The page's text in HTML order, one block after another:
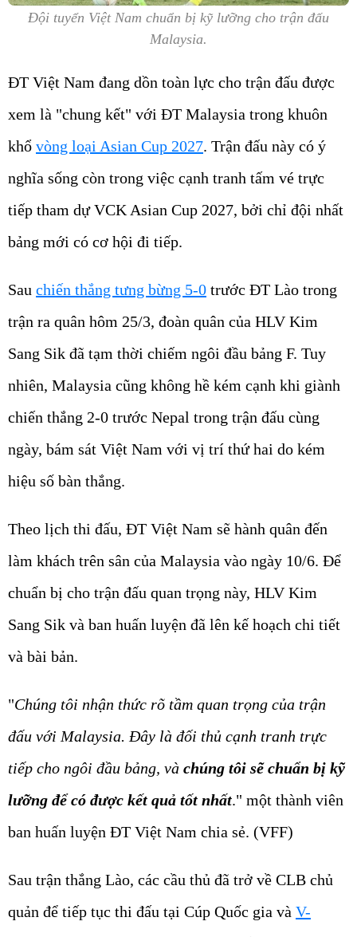
Đội tuyển Việt Nam chuẩn bị kỹ lưỡng cho trận đấu
Malaysia.
ĐT Việt Nam đang dồn toàn lực cho trận đấu được
xem là "chung kết" với ĐT Malaysia trong khuôn
khổ vòng loại Asian Cup 2027. Trận đấu này có ý
nghĩa sống còn trong việc cạnh tranh tấm vé trực
tiếp tham dự VCK Asian Cup 2027, bởi chỉ đội nhất
bảng mới có cơ hội đi tiếp.
Sau chiến thắng tưng bừng 5-0 trước ĐT Lào trong
trận ra quân hôm 25/3, đoàn quân của HLV Kim
Sang Sik đã tạm thời chiếm ngôi đầu bảng F. Tuy
nhiên, Malaysia cũng không hề kém cạnh khi giành
chiến thắng 2-0 trước Nepal trong trận đấu cùng
ngày, bám sát Việt Nam với vị trí thứ hai do kém
hiệu số bàn thắng.
Theo lịch thi đấu, ĐT Việt Nam sẽ hành quân đến
làm khách trên sân của Malaysia vào ngày 10/6. Để
chuẩn bị cho trận đấu quan trọng này, HLV Kim
Sang Sik và ban huấn luyện đã lên kế hoạch chi tiết
và bài bản.
"Chúng tôi nhận thức rõ tầm quan trọng của trận
đấu với Malaysia. Đây là đối thủ cạnh tranh trực
tiếp cho ngôi đầu bảng, và chúng tôi sẽ chuẩn bị kỹ
lưỡng để có được kết quả tốt nhất." một thành viên
ban huấn luyện ĐT Việt Nam chia sẻ. (VFF)
Sau trận thắng Lào, các cầu thủ đã trở về CLB chủ
quản để tiếp tục thi đấu tại Cúp Quốc gia và V-